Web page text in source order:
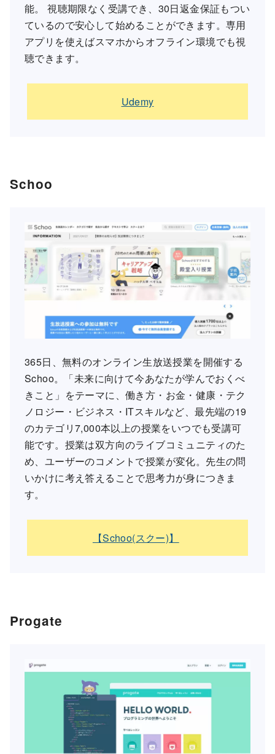
能。 視聴期限なく受講でき、30日返金保証もつい
ているので安心して始めることができます。専用
アプリを使えばスマホからオフライン環境でも視
聴できます。
Udemy
Schoo
365日、無料のオンライン生放送授業を開催する
Schoo。「未来に向けて今あなたが学んでおくべ
きこと」をテーマに、働き方・お金・健康・テク
ノロジー・ビジネス・ITスキルなど、最先端の19
のカテゴリ7,000本以上の授業をいつでも受講可
能です。授業は双方向のライブコミュニティのた
め、ユーザーのコメントで授業が変化。先生の問
いかけに考え答えることで思考力が身につきま
す。
【Schoo(スクー)】
Progate